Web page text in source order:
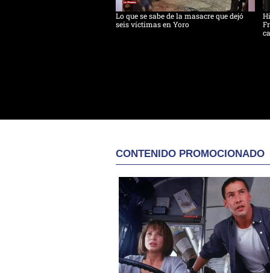
Lo que se sabe de la masacre que dejó
seis víctimas en Yoro
CONTENIDO PROMOCIONADO